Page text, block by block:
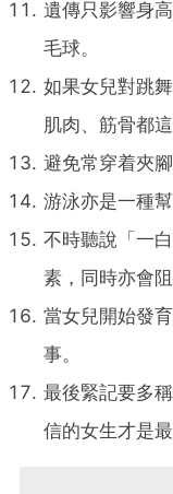
遺傳只影響身
毛球。
如果女兒對跳
肌肉、筋骨都這
避免常穿着夾
游泳亦是一種
不時聽說「一
素，同時亦會
當女兒開始發
事。
最後緊記要多
信的女生才是最